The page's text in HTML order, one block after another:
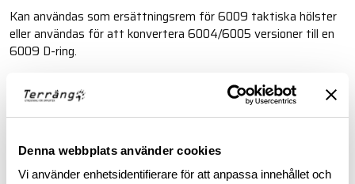
Denna webbplats använder cookies
Vi använder enhetsidentifierare för att anpassa innehållet och
Kan användas som ersättningsrem för 6009 taktiska hölster
eller användas för att konvertera 6004/6005 versioner till en
6009 D-ring.
BESKRIVNING